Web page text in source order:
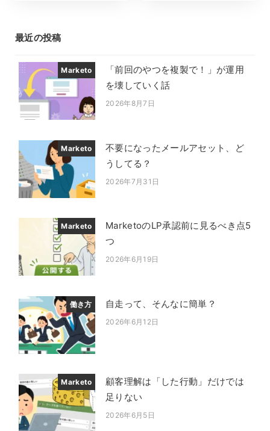
最近の投稿
Marketo
「前回のやつを複製で！」が運用
を壊していく話
投稿日
2026年8月7日
Marketo
不要になったメールアセット、ど
うしてる？
投稿日
2026年7月31日
Marketo
MarketoのLP承認前に見るべき点5
つ
投稿日
2026年6月19日
働き方 自走って、そんなに簡単？
投稿日
2026年6月12日
Marketo
顧客理解は「した行動」だけでは
足りない
投稿日
2026年6月5日